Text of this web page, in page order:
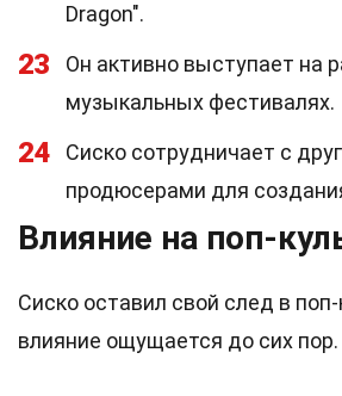
Dragon".
23
Он активно выступает на
музыкальных фестивалях.
24
Сиско сотрудничает с
продюсерами для
Влияние на поп-
Сиско оставил свой след в поп-
влияние ощущается до сих пор.